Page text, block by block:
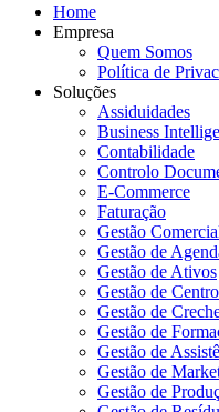
Home
Empresa
Quem Somos
Política de
Soluções
Assiduidades
Business
Contabilidade
Controlo
E-Commerce
Faturação
Gestão
Gestão de
Gestão de Ativos
Gestão de
Gestão de
Gestão de
Gestão de
Gestão de
Gestão de